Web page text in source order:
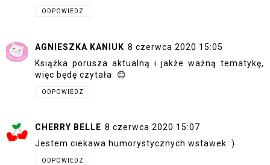
ODPOWIEDZ
AGNIESZKA KANIUK 8 czerwca 2020 15:05
Książka porusza aktualną i jakże ważną tematykę,
więc będę czytała. 😊
ODPOWIEDZ
CHERRY BELLE 8 czerwca 2020 15:07
Jestem ciekawa humorystycznych wstawek :)
ODPOWIEDZ